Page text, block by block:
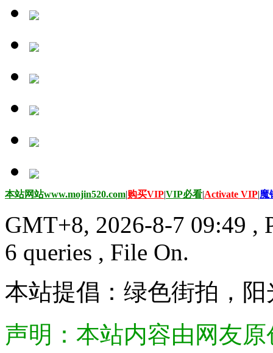
本站网站www.mojin520.com|购买VIP|VIP必看|Activate VIP|魔
GMT+8, 2026-8-7 09:49 ,
6 queries , File On.
本站提倡：绿色街拍，
声明：本站内容由网友